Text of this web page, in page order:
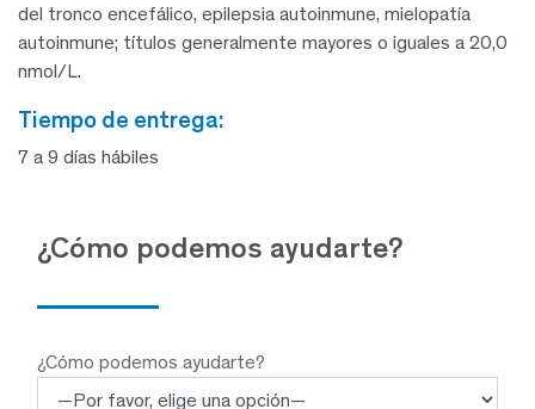
del tronco encefálico, epilepsia autoinmune, mielopatía
autoinmune; títulos generalmente mayores o iguales a 20,0
nmol/L.
tiempo de entrega:
7 a 9 días hábiles
¿Cómo podemos ayudarte?
¿Cómo podemos ayudarte?